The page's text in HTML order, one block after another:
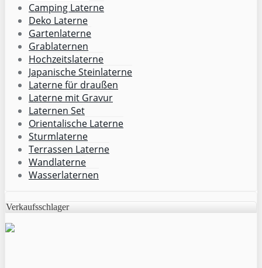
Camping Laterne
Deko Laterne
Gartenlaterne
Grablaternen
Hochzeitslaterne
Japanische Steinlaterne
Laterne für draußen
Laterne mit Gravur
Laternen Set
Orientalische Laterne
Sturmlaterne
Terrassen Laterne
Wandlaterne
Wasserlaternen
Verkaufsschlager